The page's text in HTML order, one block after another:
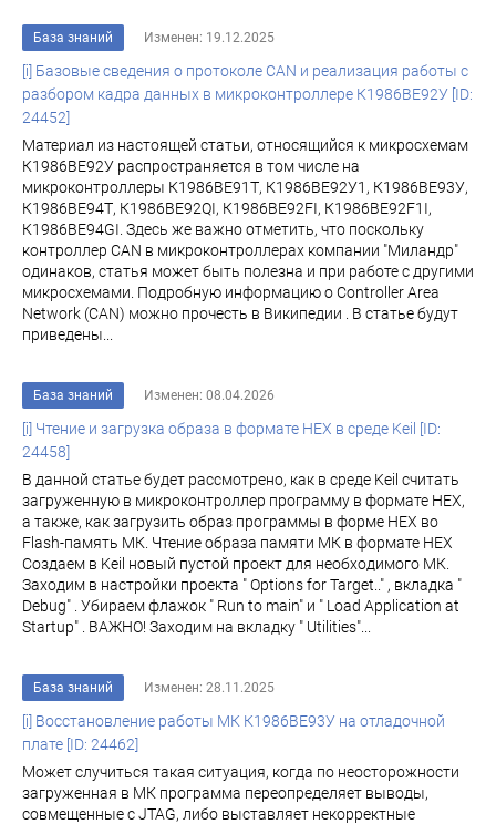
База знаний Изменен: 19.12.2025
[i] Базовые сведения о протоколе CAN и реализация работы с
разбором кадра данных в микроконтроллере К1986BE92У [ID:
24452]
Материал из настоящей статьи, относящийся к микросхемам
К1986ВЕ92У распространяется в том числе на
микроконтроллеры К1986ВЕ91Т, К1986ВЕ92У1, К1986ВЕ93У,
К1986ВЕ94Т, К1986ВЕ92QI, К1986ВЕ92FI, К1986ВЕ92F1I,
К1986ВЕ94GI. Здесь же важно отметить, что поскольку
контроллер CAN в микроконтроллерах компании "Миландр"
одинаков, статья может быть полезна и при работе с другими
микросхемами. Подробную информацию о Controller Area
Network (CAN) можно прочесть в Википедии . В статье будут
приведены...
База знаний Изменен: 08.04.2026
[i] Чтение и загрузка образа в формате HEX в среде Keil [ID:
24458]
В данной статье будет рассмотрено, как в среде Keil считать
загруженную в микроконтроллер программу в формате HEX,
а также, как загрузить образ программы в форме HEX во
Flash-память МК. Чтение образа памяти МК в формате HEX
Создаем в Keil новый пустой проект для необходимого МК.
Заходим в настройки проекта " Options for Target.." , вкладка "
Debug" . Убираем флажок " Run to main" и " Load Application at
Startup" . ВАЖНО! Заходим на вкладку " Utilities"...
База знаний Изменен: 28.11.2025
[i] Восстановление работы МК К1986ВЕ93У на отладочной
плате [ID: 24462]
Может случиться такая ситуация, когда по неосторожности
загруженная в МК программа переопределяет выводы,
совмещенные с JTAG, либо выставляет некорректные